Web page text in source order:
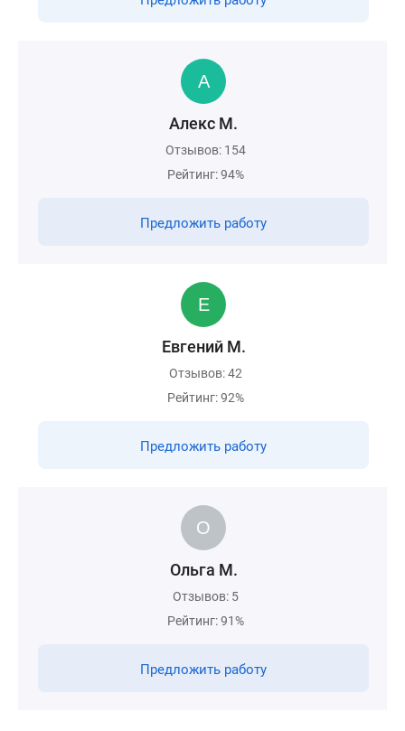
Алекс М.
Отзывов: 154
Рейтинг: 94%
Предложить работу
Евгений М.
Отзывов: 42
Рейтинг: 92%
Предложить работу
Ольга М.
Отзывов: 5
Рейтинг: 91%
Предложить работу